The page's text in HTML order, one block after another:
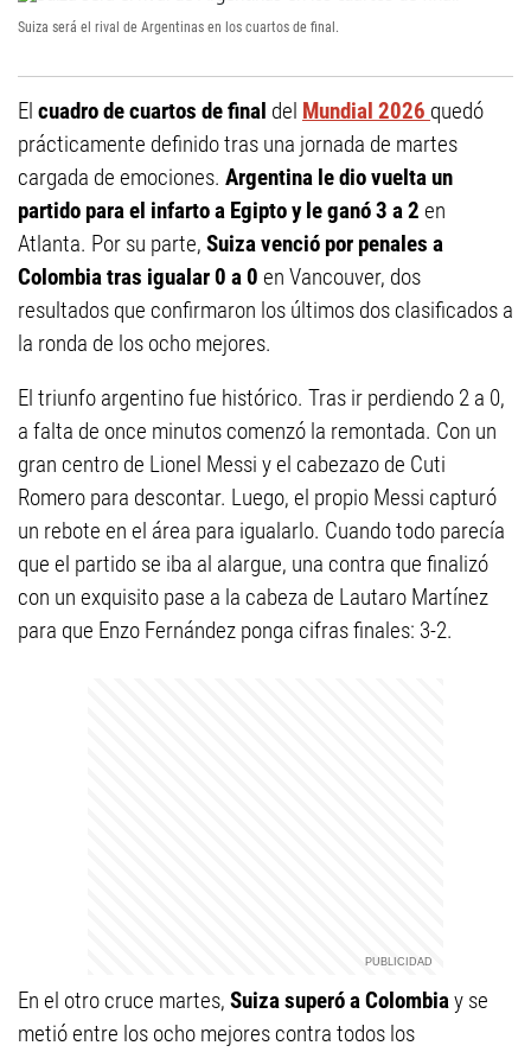
Suiza será el rival de Argentinas en los cuartos de final.
El cuadro de cuartos de final del Mundial 2026 quedó
prácticamente definido tras una jornada de martes
cargada de emociones. Argentina le dio vuelta un
partido para el infarto a Egipto y le ganó 3 a 2 en
Atlanta. Por su parte, Suiza venció por penales a
Colombia tras igualar 0 a 0 en Vancouver, dos
resultados que confirmaron los últimos dos clasificados a
la ronda de los ocho mejores.
El triunfo argentino fue histórico. Tras ir perdiendo 2 a 0,
a falta de once minutos comenzó la remontada. Con un
gran centro de Lionel Messi y el cabezazo de Cuti
Romero para descontar. Luego, el propio Messi capturó
un rebote en el área para igualarlo. Cuando todo parecía
que el partido se iba al alargue, una contra que finalizó
con un exquisito pase a la cabeza de Lautaro Martínez
para que Enzo Fernández ponga cifras finales: 3-2.
En el otro cruce martes, Suiza superó a Colombiay se
metió entre los ocho mejores contra todos los